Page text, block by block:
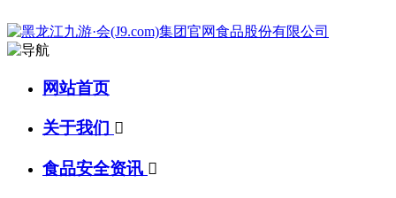
网站首页
关于我们 
食品安全资讯 